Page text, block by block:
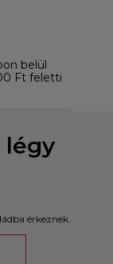
belül
Ft feletti
légy
érkeznek.